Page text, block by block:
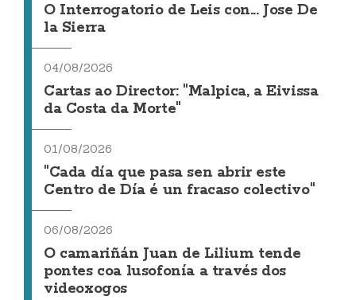
O Interrogatorio de Leis con... Jose De
la Sierra
04/08/2026
Cartas ao Director: "Malpica, a Eivissa
da Costa da Morte"
01/08/2026
"Cada día que pasa sen abrir este
Centro de Día é un fracaso colectivo"
06/08/2026
O camariñán Juan de Lilium tende
pontes coa lusofonía a través dos
videoxogos